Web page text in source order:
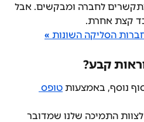
לחברה ומבקשים. אבל
קצת אחרת.
הסליקה השונות »
קבע?
נוסף, באמצעות טופס
התמיכה שלנו שמדובר